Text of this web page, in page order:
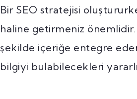
Bir SEO stratejisi
haline getirmeniz
şekilde içeriğe entegre
bilgiyi bulabilecekleri